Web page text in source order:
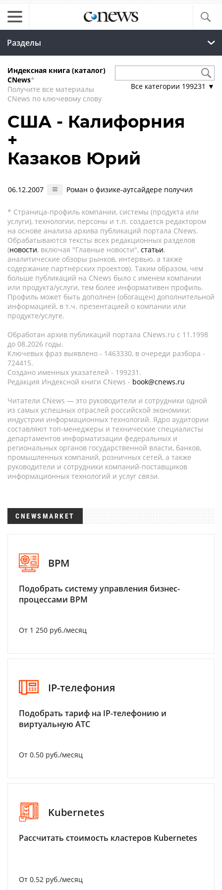
Разделы
Индексная книга (каталог)
CNews*
Получите все материалы
CNews по ключевому слову
Все категории 199231 ▼
США - Калифорния
+
Казаков Юрий
06.12.2007 Роман о физике-аутсайдере получил
* Страница-профиль компании, системы (продукта или
услуги), технологии, персоны и т.п. создается редактором
на основе анализа архива публикаций портала CNews.
Обрабатываются тексты всех редакционных разделов
(новости, включая "Главные новости", статьи,
аналитические обзоры рынков, интервью, а также
содержание партнёрских проектов). Таким образом, чем
больше публикаций на CNews было с именем компании
или продукта/услуги, тем более информативен профиль.
Профиль может быть дополнен (обогащен) дополнительной
информацией, в т.ч. презентацией о компании или
продукте/услуге.
Обработан архив публикаций портала CNews.ru c 11.1998
до 08.2026 годы.
Ключевых фраз выявлено - 1463330, в очереди разбора -
724415.
Создано именных указателей - 199231.
Редакция Индексной книги CNews - book@cnews.ru
Читатели CNews — это руководители и сотрудники одной
из самых успешных отраслей российской экономики:
индустрии информационных технологий. Ядро аудитории
составляют топ-менеджеры и технические специалисты
департаментов информатизации федеральных и
региональных органов государственной власти, банков,
промышленных компаний, розничных сетей, а также
руководители и сотрудники компаний-поставщиков
информационных технологий и услуг связи.
CNEWSMARKET
BPM
Подобрать систему управления бизнес-
процессами BPM
От 1 250 руб./месяц
IP-телефония
Подобрать тариф на IP-телефонию и
виртуальную АТС
От 0.50 руб./месяц
Kubernetes
Рассчитать стоимость кластеров Kubernetes
От 0.52 руб./месяц